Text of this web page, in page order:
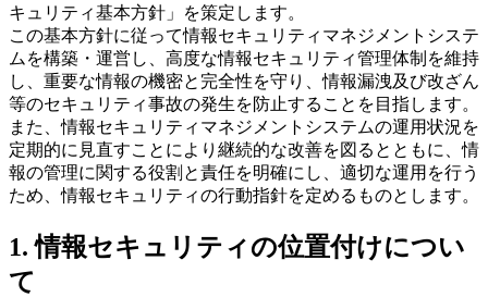
キュリティ基本方針」を策定します。
この基本方針に従って情報セキュリティマネジメントシステ
ムを構築・運営し、高度な情報セキュリティ管理体制を維持
し、重要な情報の機密と完全性を守り、情報漏洩及び改ざん
等のセキュリティ事故の発生を防止することを目指します。
また、情報セキュリティマネジメントシステムの運用状況を
定期的に見直すことにより継続的な改善を図るとともに、情
報の管理に関する役割と責任を明確にし、適切な運用を行う
ため、情報セキュリティの行動指針を定めるものとします。
1. 情報セキュリティの位置付けについ
て